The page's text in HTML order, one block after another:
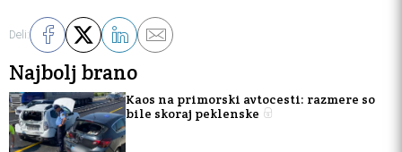
Deli:
Najbolj brano
Kaos na primorski avtocesti: razmere so
bile skoraj peklenske